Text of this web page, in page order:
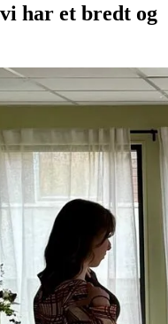
har et bredt og